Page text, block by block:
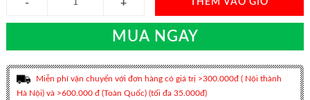
THÊM VÀO GIỎ
MUA NGAY
Miễn phí vận chuyển với đơn hàng có giá trị >300.000đ ( Nội thành
Hà Nội) và >600.000 đ (Toàn Quốc) (tối đa 35.000đ)